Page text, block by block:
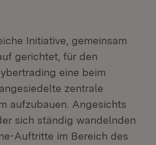
Initiative, gemeinsam
gerichtet, für den
eine beim
zentrale
aufzubauen. Angesichts
sich ständig wandelnden
Auftritte im Bereich des